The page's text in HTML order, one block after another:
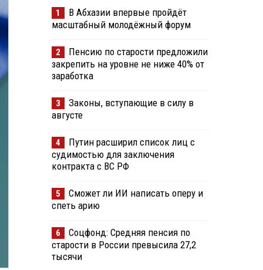
1
В Абхазии впервые пройдёт
масштабный молодёжный форум
2
Пенсию по старости предложили
закрепить на уровне не ниже 40% от
заработка
3
Законы, вступающие в силу в
августе
4
Путин расширил список лиц с
судимостью для заключения
контракта с ВС РФ
5
Сможет ли ИИ написать оперу и
спеть арию
6
Соцфонд: Средняя пенсия по
старости в России превысила 27,2
тысячи